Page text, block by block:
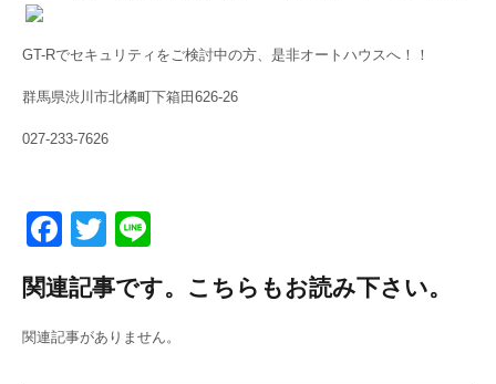
GT-Rでセキュリティをご検討中の方、是非オートハウスへ！！
群馬県渋川市北橘町下箱田626-26
027-233-7626
F
a
c
e
T
tt
er
e
関連記事です。こちらもお読み下さい。
関連記事がありません。